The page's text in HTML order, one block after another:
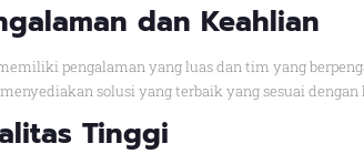
dan Keahlian
pengalaman yang luas dan tim yang
solusi yang terbaik yang sesuai
Tinggi